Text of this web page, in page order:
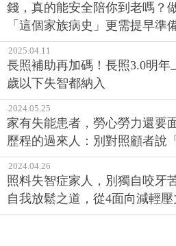
錢，真的能安全陪你到老嗎？
「這個家族病史」更需提早準
2025.04.11
長照補助再加碼！長照3.0明年
歲以下失智都納入
2024.05.25
家有失能患者，勞心勞力還要
歷程的過來人：別對照顧者說
2024.04.26
照料失智症家人，別獨自咬牙
自我放鬆之道，從4面向減輕